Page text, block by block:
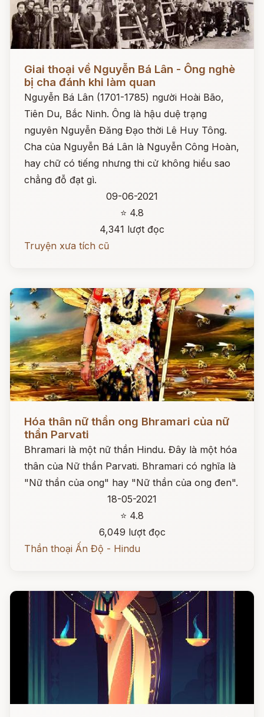
Giai thoại về Nguyễn Bá Lân - Ông nghè
bị cha đánh khi làm quan
Nguyễn Bá Lân (1701-1785) người Hoài Bão,
Tiên Du, Bắc Ninh. Ông là hậu duệ trạng
nguyên Nguyễn Đăng Đạo thời Lê Huy Tông.
Cha của Nguyễn Bá Lân là Nguyễn Công Hoàn,
hay chữ có tiếng nhưng thi cử không hiểu sao
chẳng đỗ đạt gì.
09-06-2021
⭐ 4.8
4,341 lượt đọc
Truyện xưa tích cũ
Hóa thân nữ thần ong Bhramari của nữ
thần Parvati
Bhramari là một nữ thần Hindu. Đây là một hóa
thân của Nữ thần Parvati. Bhramari có nghĩa là
"Nữ thần của ong" hay "Nữ thần của ong đen".
18-05-2021
⭐ 4.8
6,049 lượt đọc
Thần thoại Ấn Độ - Hindu